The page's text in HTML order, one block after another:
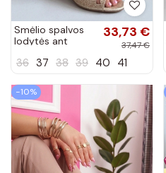
Smėlio spalvos
lodytės ant
cirkoniais Liviak
33,73 €
37,47 €
36 37 38 39 40 41
−10%